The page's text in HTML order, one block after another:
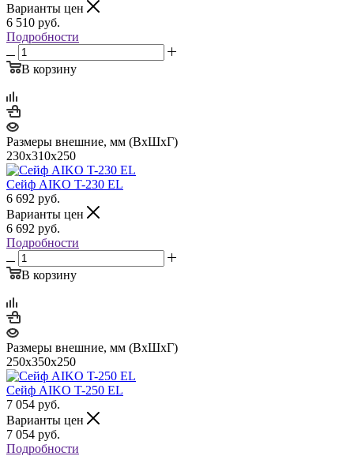
Варианты цен
6 510 руб.
Подробности
В корзину
Размеры внешние, мм (ВхШхГ)
230x310x250
Сейф AIKO T-230 EL
6 692 руб.
Варианты цен
6 692 руб.
Подробности
В корзину
Размеры внешние, мм (ВхШхГ)
250x350x250
Сейф AIKO T-250 EL
7 054 руб.
Варианты цен
7 054 руб.
Подробности